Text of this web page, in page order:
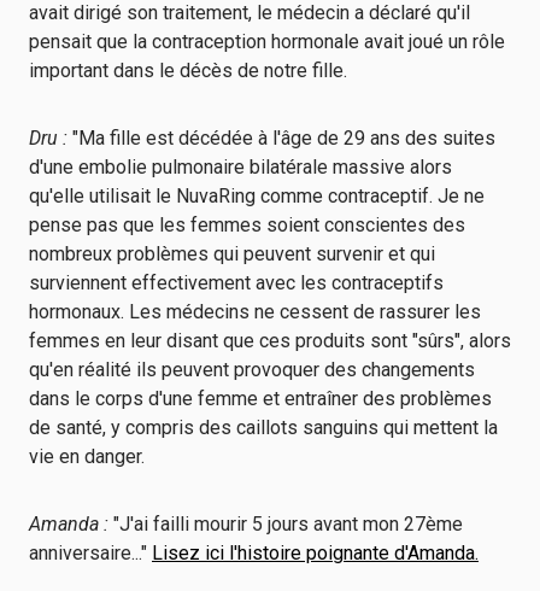
avait dirigé son traitement, le médecin a déclaré qu'il
pensait que la contraception hormonale avait joué un rôle
important dans le décès de notre fille.
Dru : "Ma fille est décédée à l'âge de 29 ans des suites
d'une embolie pulmonaire bilatérale massive alors
qu'elle utilisait le NuvaRing comme contraceptif. Je ne
pense pas que les femmes soient conscientes des
nombreux problèmes qui peuvent survenir et qui
surviennent effectivement avec les contraceptifs
hormonaux. Les médecins ne cessent de rassurer les
femmes en leur disant que ces produits sont "sûrs", alors
qu'en réalité ils peuvent provoquer des changements
dans le corps d'une femme et entraîner des problèmes
de santé, y compris des caillots sanguins qui mettent la
vie en danger.
Amanda : "J'ai failli mourir 5 jours avant mon 27ème
anniversaire..." Lisez ici l'histoire poignante d'Amanda.